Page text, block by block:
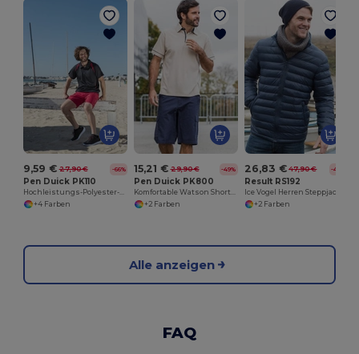
9,59 € 27,90 € -66%
Pen Duick PK110
Hochleistungs-Polyester-Sportshorts mit Taschen
+4 Farben
15,21 € 29,90 € -49%
Pen Duick PK800
Komfortable Watson Shorts mit Mehrfach-Taschen
+2 Farben
26,83 € 47,90 € -44%
Result RS192
Ice Vogel Herren Steppjacke
+2 Farben
Alle anzeigen
FAQ